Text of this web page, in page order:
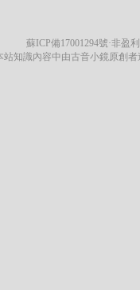
蘇ICP備17001294號·非盈
站知識內容中由古音小鏡原創